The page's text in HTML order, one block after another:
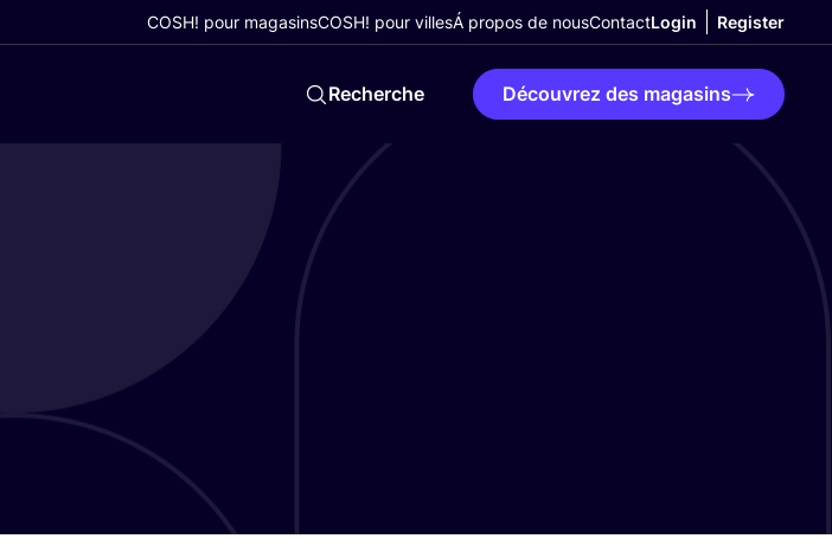
COSH! pour magasinsCOSH! pour villesÁ propos de nousContactLogin Register
Recherche Découvrez des magasins